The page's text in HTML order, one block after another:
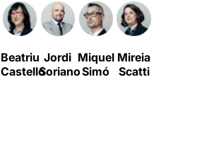
Beatriu
Castelló
Jordi
Soriano
Miquel
Simó
Mireia
Scatti